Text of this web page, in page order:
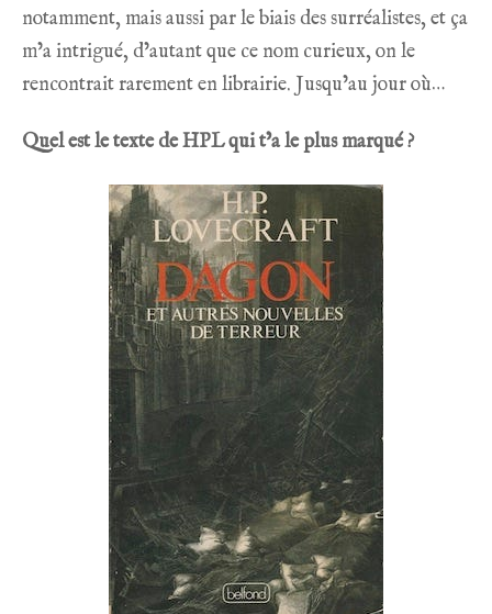
notamment, mais aussi par le biais des surréalistes, et ça
m’a intrigué, d’autant que ce nom curieux, on le
rencontrait rarement en librairie. Jusqu’au jour où…
Quel est le texte de HPL qui t’a le plus marqué ?